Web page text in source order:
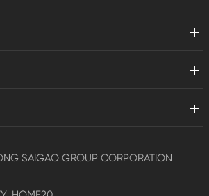
SAIGAO GROUP CORPORATION